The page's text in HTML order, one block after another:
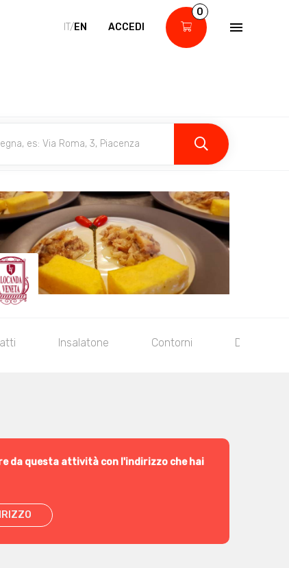
IT/EN ACCEDI
0
Insalatone Contorni Dessert
da questa attività con l'indirizzo che hai